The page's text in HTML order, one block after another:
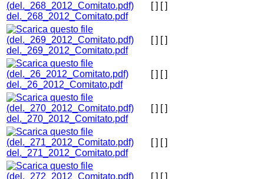
del._268_2012_Comitato.pdf
[ ] [ ]
del._269_2012_Comitato.pdf
[ ] [ ]
del._26_2012_Comitato.pdf
[ ] [ ]
del._270_2012_Comitato.pdf
[ ] [ ]
del._271_2012_Comitato.pdf
[ ] [ ]
[ ] [ ]